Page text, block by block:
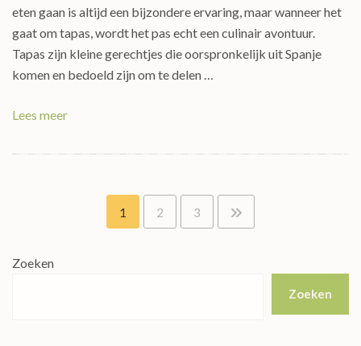
eten gaan is altijd een bijzondere ervaring, maar wanneer het
gaat om tapas, wordt het pas echt een culinair avontuur.
Tapas zijn kleine gerechtjes die oorspronkelijk uit Spanje
komen en bedoeld zijn om te delen …
Lees meer
1 2 3
Zoeken
Zoeken